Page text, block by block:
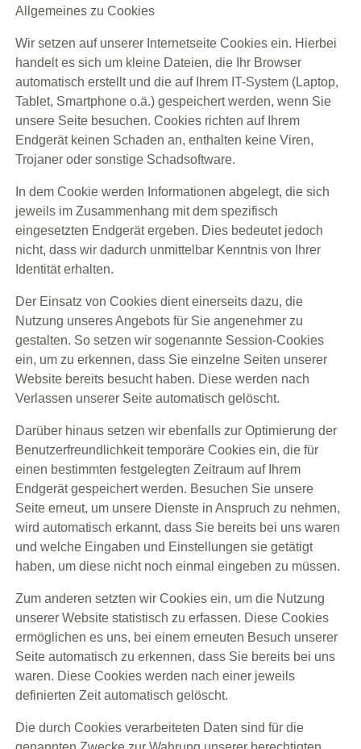
Allgemeines zu Cookies
Wir setzen auf unserer Internetseite Cookies ein. Hierbei
handelt es sich um kleine Dateien, die Ihr Browser
automatisch erstellt und die auf Ihrem IT-System (Laptop,
Tablet, Smartphone o.ä.) gespeichert werden, wenn Sie
unsere Seite besuchen. Cookies richten auf Ihrem
Endgerät keinen Schaden an, enthalten keine Viren,
Trojaner oder sonstige Schadsoftware.
In dem Cookie werden Informationen abgelegt, die sich
jeweils im Zusammenhang mit dem spezifisch
eingesetzten Endgerät ergeben. Dies bedeutet jedoch
nicht, dass wir dadurch unmittelbar Kenntnis von Ihrer
Identität erhalten.
Der Einsatz von Cookies dient einerseits dazu, die
Nutzung unseres Angebots für Sie angenehmer zu
gestalten. So setzen wir sogenannte Session-Cookies
ein, um zu erkennen, dass Sie einzelne Seiten unserer
Website bereits besucht haben. Diese werden nach
Verlassen unserer Seite automatisch gelöscht.
Darüber hinaus setzen wir ebenfalls zur Optimierung der
Benutzerfreundlichkeit temporäre Cookies ein, die für
einen bestimmten festgelegten Zeitraum auf Ihrem
Endgerät gespeichert werden. Besuchen Sie unsere
Seite erneut, um unsere Dienste in Anspruch zu nehmen,
wird automatisch erkannt, dass Sie bereits bei uns waren
und welche Eingaben und Einstellungen sie getätigt
haben, um diese nicht noch einmal eingeben zu müssen.
Zum anderen setzten wir Cookies ein, um die Nutzung
unserer Website statistisch zu erfassen. Diese Cookies
ermöglichen es uns, bei einem erneuten Besuch unserer
Seite automatisch zu erkennen, dass Sie bereits bei uns
waren. Diese Cookies werden nach einer jeweils
definierten Zeit automatisch gelöscht.
Die durch Cookies verarbeiteten Daten sind für die